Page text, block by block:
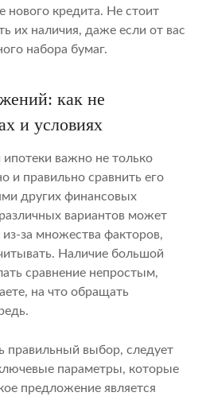
нового кредита. Не стоит
их наличия, даже если от вас
набора бумаг.
как не
и условиях
важно не только
и правильно сравнить его
других финансовых
вариантов может
за множества факторов,
Наличие большой
сравнение непростым,
на что обращать
правильный выбор, следует
параметры, которые
предложение является